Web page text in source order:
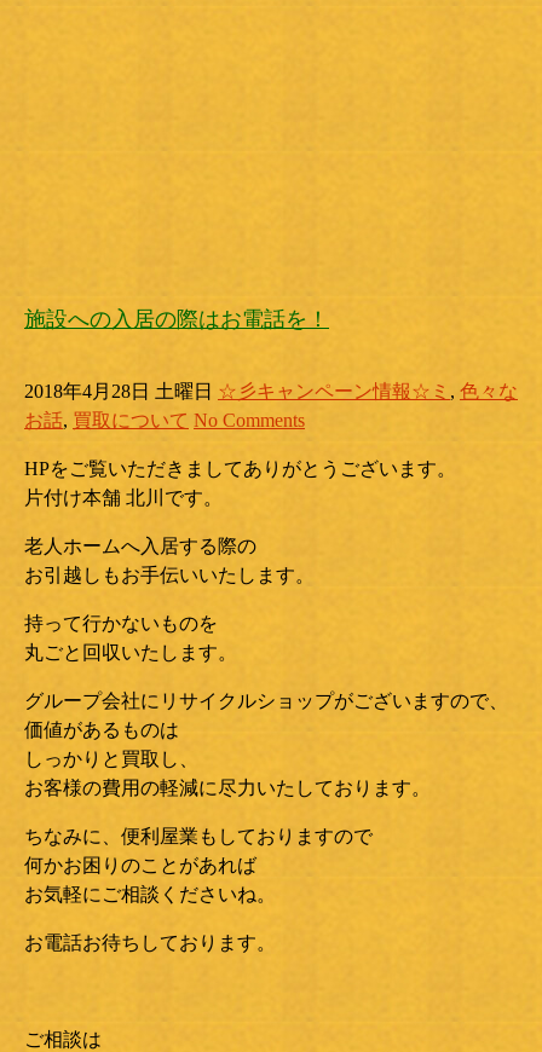
施設への入居の際はお電話を！
2018年4月28日 土曜日 ☆彡キャンペーン情報☆ミ , 色々な
お話, 買取について No Comments
HPをご覧いただきましてありがとうございます。
片付け本舗 北川です。
老人ホームへ入居する際の
お引越しもお手伝いいたします。
持って行かないものを
丸ごと回収いたします。
グループ会社にリサイクルショップがございますので、
価値があるものは
しっかりと買取し、
お客様の費用の軽減に尽力いたしております。
ちなみに、便利屋業もしておりますので
何かお困りのことがあれば
お気軽にご相談くださいね。
お電話お待ちしております。
ご相談は